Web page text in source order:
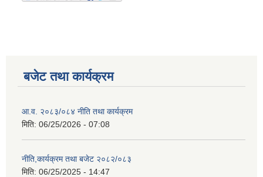
बजेट तथा कार्यक्रम
आ.व. २०८३/०८४ नीति तथा कार्यक्रम
मिति: 06/25/2026 - 07:08
नीति,कार्यक्रम तथा बजेट २०८२/०८३
मिति: 06/25/2025 - 14:47